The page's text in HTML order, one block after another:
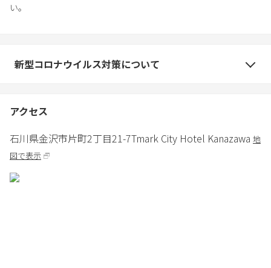
い。
新型コロナウイルス対策について
アクセス
石川県金沢市片町2丁目21-7Tmark City Hotel Kanazawa 地
図で表示